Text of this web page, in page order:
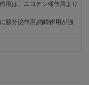
用は、ニコチン様作用より
腺分泌作用,縮瞳作用が強